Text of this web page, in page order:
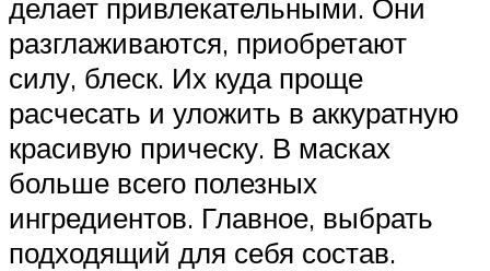
делает привлекательными. Они
разглаживаются, приобретают
силу, блеск. Их куда проще
расчесать и уложить в аккуратную
красивую прическу. В масках
больше всего полезных
ингредиентов. Главное, выбрать
подходящий для себя состав.